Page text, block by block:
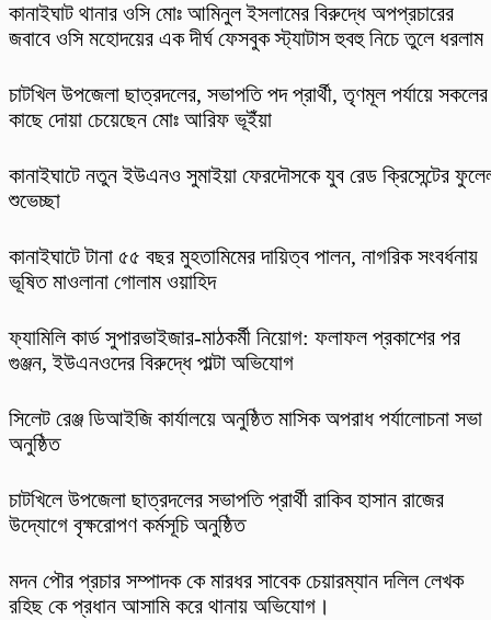
কানাইঘাট থানার ওসি মোঃ আমিনুল ইসলামের বিরুদ্ধে অপপ্রচারের
জবাবে ওসি মহোদয়ের এক দীর্ঘ ফেসবুক স্ট্যাটাস হুবহু নিচে তুলে
চাটখিল উপজেলা ছাত্রদলের, সভাপতি পদ প্রার্থী, তৃণমূল পর্যায়ে সকলের
কাছে দোয়া চেয়েছেন মোঃ আরিফ ভূইঁয়া
কানাইঘাটে নতুন ইউএনও সুমাইয়া ফেরদৌসকে যুব রেড ক্রিসেন্টের
শুভেচ্ছা
কানাইঘাটে টানা ৫৫ বছর মুহতামিমের দায়িত্ব পালন, নাগরিক সংবর্ধনায়
ভূষিত মাওলানা গোলাম ওয়াহিদ
ফ্যামিলি কার্ড সুপারভাইজার-মাঠকর্মী নিয়োগ: ফলাফল প্রকাশের পর
গুঞ্জন, ইউএনওদের বিরুদ্ধে পাল্টা অভিযোগ
‎সিলেট রেঞ্জ ডিআইজি কার্যালয়ে অনুষ্ঠিত মাসিক অপরাধ পর্যালোচনা সভা
অনুষ্ঠিত
চাটখিলে উপজেলা ছাত্রদলের সভাপতি প্রার্থী রাকিব হাসান রাজের
উদ্যোগে বৃক্ষরোপণ কর্মসূচি অনুষ্ঠিত
মদন পৌর প্রচার সম্পাদক কে মারধর সাবেক চেয়ারম্যান দলিল লেখক
রহিছ কে প্রধান আসামি করে থানায় অভিযোগ।